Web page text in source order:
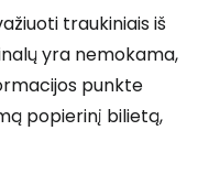
traukiniais iš
yra nemokama,
punkte
popierinį bilietą,